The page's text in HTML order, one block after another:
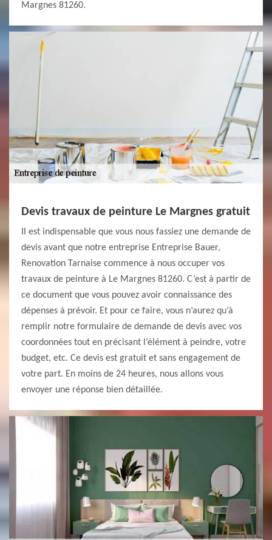
Margnes 81260.
Devis travaux de peinture Le Margnes gratuit
Il est indispensable que vous nous fassiez une demande de
devis avant que notre entreprise Entreprise Bauer,
Renovation Tarnaise commence à nous occuper vos
travaux de peinture à Le Margnes 81260. C’est à partir de
ce document que vous pouvez avoir connaissance des
dépenses à prévoir. Et pour ce faire, vous n’aurez qu’à
remplir notre formulaire de demande de devis avec vos
coordonnées tout en précisant l’élément à peindre, votre
budget, etc. Ce devis est gratuit et sans engagement de
votre part. En moins de 24 heures, nous allons vous
envoyer une réponse bien détaillée.